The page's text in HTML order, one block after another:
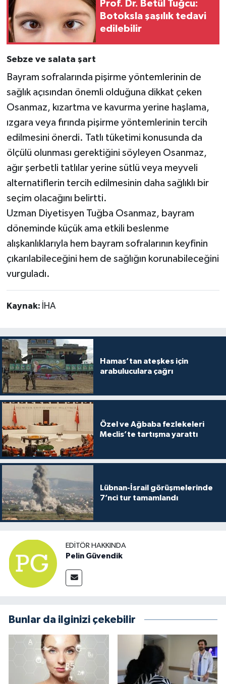
Prof. Dr. Betül Tuğcu:
Botoksla şaşılık tedavi
edilebilir
Sebze ve salata şart
Bayram sofralarında pişirme yöntemlerinin de
sağlık açısından önemli olduğuna dikkat çeken
Osanmaz, kızartma ve kavurma yerine haşlama,
ızgara veya fırında pişirme yöntemlerinin tercih
edilmesini önerdi. Tatlı tüketimi konusunda da
ölçülü olunması gerektiğini söyleyen Osanmaz,
ağır şerbetli tatlılar yerine sütlü veya meyveli
alternatiflerin tercih edilmesinin daha sağlıklı bir
seçim olacağını belirtti.
Uzman Diyetisyen Tuğba Osanmaz, bayram
döneminde küçük ama etkili beslenme
alışkanlıklarıyla hem bayram sofralarının keyfinin
çıkarılabileceğini hem de sağlığın korunabileceğini
vurguladı.
Kaynak: İHA
Hamas’tan ateşkes için
arabuluculara çağrı
Özel ve Ağbaba fezlekeleri
Meclis’te tartışma yarattı
Lübnan-İsrail görüşmelerinde
7’nci tur tamamlandı
EDITÖR HAKKINDA
Pelin Güvendik
Bunlar da ilginizi çekebilir